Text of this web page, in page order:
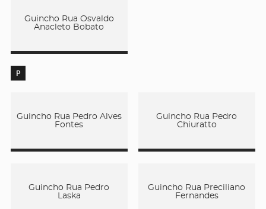
Guincho Rua Osvaldo
Anacleto Bobato
P
Guincho Rua Pedro Alves
Fontes
Guincho Rua Pedro
Chiuratto
Guincho Rua Pedro
Laska
Guincho Rua Preciliano
Fernandes